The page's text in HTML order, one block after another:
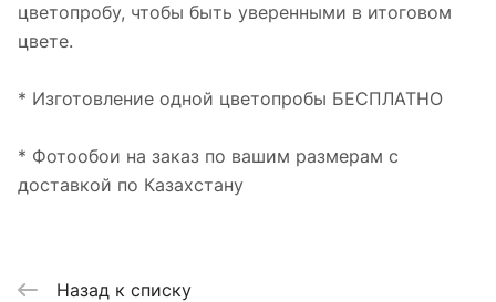
цветопробу, чтобы быть уверенными в итоговом
цвете.
* Изготовление одной цветопробы БЕСПЛАТНО
* Фотообои на заказ по вашим размерам с
доставкой по Казахстану
Назад к списку